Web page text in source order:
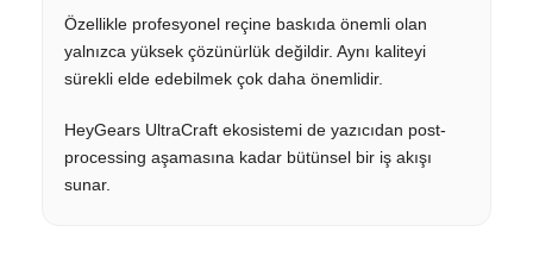
Özellikle profesyonel reçine baskıda önemli olan
yalnızca yüksek çözünürlük değildir. Aynı kaliteyi
sürekli elde edebilmek çok daha önemlidir.
HeyGears UltraCraft ekosistemi de yazıcıdan post-
processing aşamasına kadar bütünsel bir iş akışı
sunar.